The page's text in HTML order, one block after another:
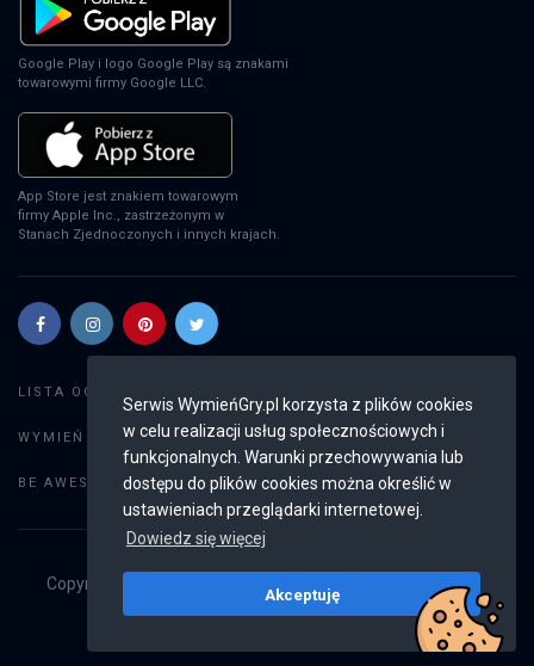
Serwis WymieńGry.pl korzysta z plików cookies
w celu realizacji usług społecznościowych i
funkcjonalnych. Warunki przechowywania lub
dostępu do plików cookies można określić w
ustawieniach przeglądarki internetowej.
Dowiedz się więcej
Akceptuję
Google Play i logo Google Play są znakami
towarowymi firmy Google LLC.
App Store jest znakiem towarowym
firmy Apple Inc., zastrzeżonym w
Stanach Zjednoczonych i innych krajach.
LISTA OGŁOSZEŃ:
WYMIEŃ GRY: Dodaj ogłoszenie
BE AWESOME: Weryfikacja konta
Copyright © 2019 - 2026
Wszystkie prawa
v2.8.3